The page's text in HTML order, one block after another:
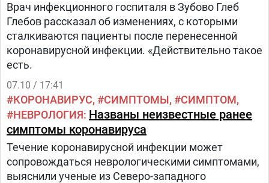
Врач инфекционного госпиталя в Зубово Глеб
Глебов рассказал об изменениях, с которыми
сталкиваются пациенты после перенесенной
коронавирусной инфекции. «Действительно такое
есть.
07.10 / 17:41
КОРОНАВИРУС СИМПТОМЫ
СИМПТОМ
НЕВРОЛОГИЯ Названы неизвестные ранее
симптомы коронавируса
Течение коронавирусной инфекции может
сопровождаться неврологическими симптомами,
выяснили ученые из Северо-западного